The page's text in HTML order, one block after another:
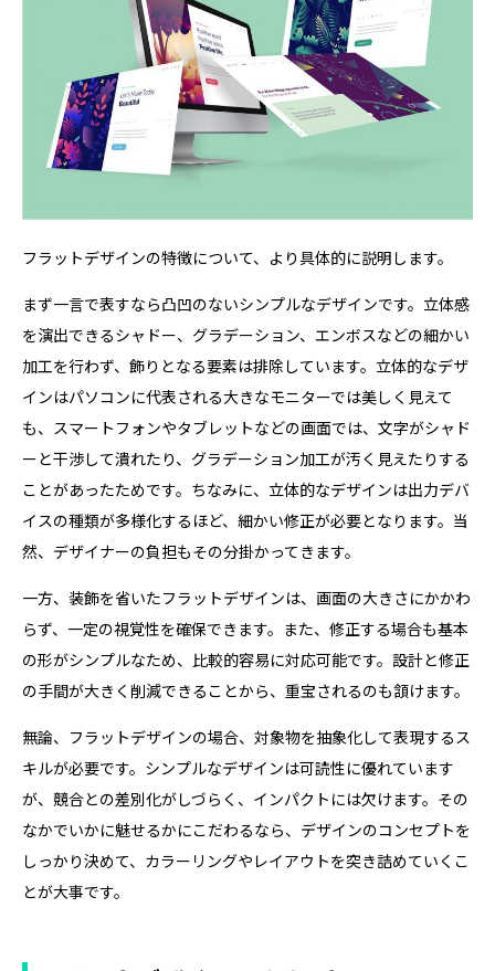
フラットデザインの特徴について、より具体的に説明します。
まず一言で表すなら凸凹のないシンプルなデザインです。立体感
を演出できるシャドー、グラデーション、エンボスなどの細かい
加工を行わず、飾りとなる要素は排除しています。立体的なデザ
インはパソコンに代表される大きなモニターでは美しく見えて
も、スマートフォンやタブレットなどの画面では、文字がシャド
ーと干渉して潰れたり、グラデーション加工が汚く見えたりする
ことがあったためです。ちなみに、立体的なデザインは出力デバ
イスの種類が多様化するほど、細かい修正が必要となります。当
然、デザイナーの負担もその分掛かってきます。
一方、装飾を省いたフラットデザインは、画面の大きさにかかわ
らず、一定の視覚性を確保できます。また、修正する場合も基本
の形がシンプルなため、比較的容易に対応可能です。設計と修正
の手間が大きく削減できることから、重宝されるのも頷けます。
無論、フラットデザインの場合、対象物を抽象化して表現するス
キルが必要です。シンプルなデザインは可読性に優れています
が、競合との差別化がしづらく、インパクトには欠けます。その
なかでいかに魅せるかにこだわるなら、デザインのコンセプトを
しっかり決めて、カラーリングやレイアウトを突き詰めていくこ
とが大事です。